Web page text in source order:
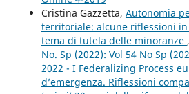
Cristina Gazzetta, Autonomia
territoriale: alcune riflessioni
tema di tutela delle minoranze ,
No. Sp (2022): Vol 54 No Sp
2022 - I Federalizing Process
d’emergenza. Riflessioni